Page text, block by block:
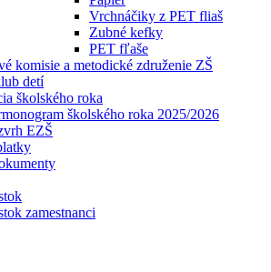
Vrchnáčiky z PET fliaš
Zubné kefky
PET fľaše
komisie a metodické združenie ZŠ
detí
školského roka
školského roka 2025/2026
EZŠ
zamestnanci